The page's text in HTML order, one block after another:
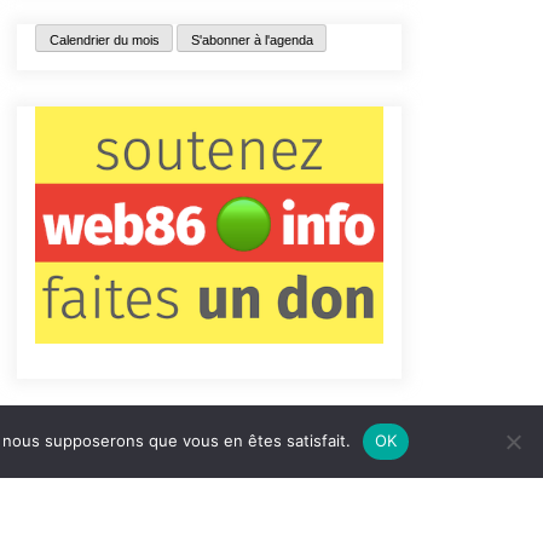
Calendrier du mois S'abonner à l'agenda
supposerons que vous en êtes satisfait. OK